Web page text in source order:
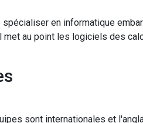
spécialiser en informatique
au point les logiciels des
sont internationales et